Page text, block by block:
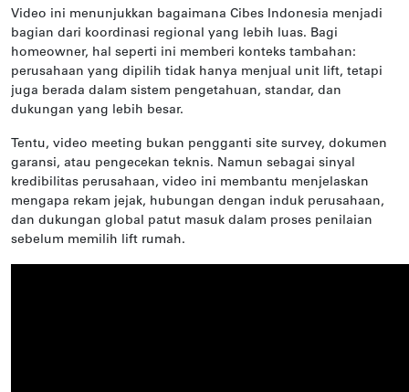
Video ini menunjukkan bagaimana Cibes Indonesia menjadi
bagian dari koordinasi regional yang lebih luas. Bagi
homeowner, hal seperti ini memberi konteks tambahan:
perusahaan yang dipilih tidak hanya menjual unit lift, tetapi
juga berada dalam sistem pengetahuan, standar, dan
dukungan yang lebih besar.
Tentu, video meeting bukan pengganti site survey, dokumen
garansi, atau pengecekan teknis. Namun sebagai sinyal
kredibilitas perusahaan, video ini membantu menjelaskan
mengapa rekam jejak, hubungan dengan induk perusahaan,
dan dukungan global patut masuk dalam proses penilaian
sebelum memilih lift rumah.